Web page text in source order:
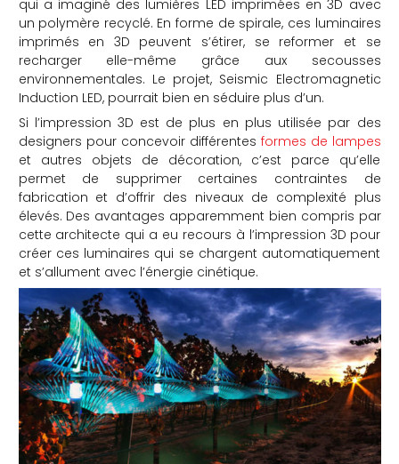
qui a imaginé des lumières LED imprimées en 3D avec
un polymère recyclé. En forme de spirale, ces luminaires
imprimés en 3D peuvent s’étirer, se reformer et se
recharger elle-même grâce aux secousses
environnementales. Le projet, Seismic Electromagnetic
Induction LED, pourrait bien en séduire plus d’un.
Si l’impression 3D est de plus en plus utilisée par des
designers pour concevoir différentes formes de lampes
et autres objets de décoration, c’est parce qu’elle
permet de supprimer certaines contraintes de
fabrication et d’offrir des niveaux de complexité plus
élevés. Des avantages apparemment bien compris par
cette architecte qui a eu recours à l’impression 3D pour
créer ces luminaires qui se chargent automatiquement
et s’allument avec l’énergie cinétique.